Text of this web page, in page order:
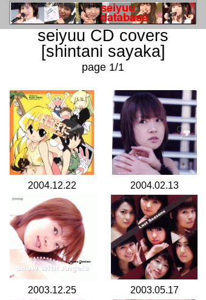
seiyuu CD covers
[shintani sayaka]
page 1/1
2004.12.22 2004.02.13
2003.12.25 2003.05.17